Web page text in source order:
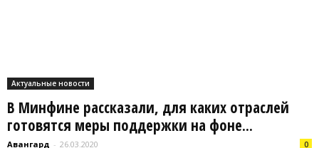
Актуальные новости
В Минфине рассказали, для каких отраслей
готовятся меры поддержки на фоне...
Авангард - 26.03.2020 0